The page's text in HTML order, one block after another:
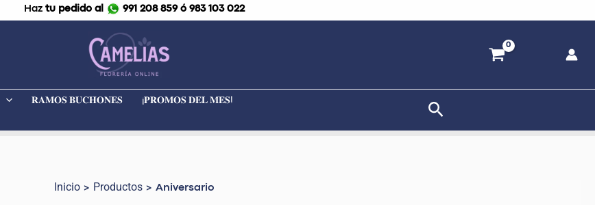
Haz tu pedido al 991 208 859 ó 983 103 022
𝐑𝐀𝐌𝐎𝐒 𝐁𝐔𝐂𝐇𝐎𝐍𝐄𝐒
¡𝐏𝐑𝐎𝐌𝐎𝐒 𝐃𝐄𝐋 𝐌𝐄𝐒!
Buscar
Inicio Productos Aniversario